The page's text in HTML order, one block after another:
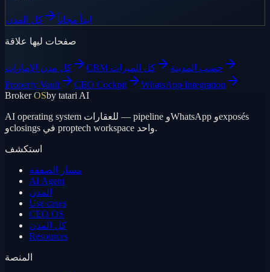
ابدأ مجاناً كل المدن
صفحات ليها علاقة
كل مدن الإمارات CRM حسب المدينة
كل الميزات
Property Vault
CEO Cockpit
WhatsApp Integration
BrokerOSby tatari AI
AI operating system للعقارات — pipeline وWhatsApp وexposés
وclosings في proptech workspace واحد.
استكشف
مسار الصفقة
AI Agent
المدن
Use cases
CEO OS
كل المدن
Resources
المنصة